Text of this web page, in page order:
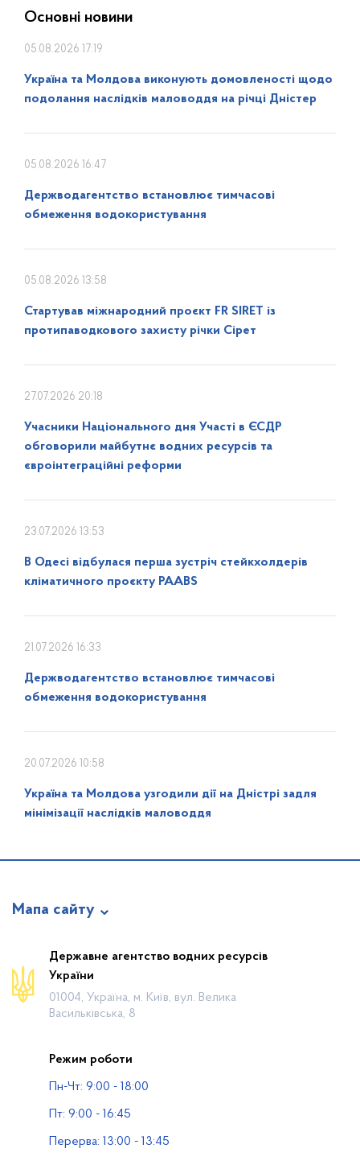
Основні новини
05.08.2026 17:19
Україна та Молдова виконують домовленості щодо
подолання наслідків маловоддя на річці Дністер
05.08.2026 16:47
Держводагентство встановлює тимчасові
обмеження водокористування
05.08.2026 13:58
Стартував міжнародний проєкт FR SIRET із
протипаводкового захисту річки Сірет
27.07.2026 20:18
Учасники Національного дня Участі в ЄСДР
обговорили майбутнє водних ресурсів та
євроінтеграційні реформи
23.07.2026 13:53
В Одесі відбулася перша зустріч стейкхолдерів
кліматичного проєкту PAABS
21.07.2026 16:33
Держводагентство встановлює тимчасові
обмеження водокористування
20.07.2026 10:58
Україна та Молдова узгодили дії на Дністрі задля
мінімізації наслідків маловоддя
Мапа сайту
Про відомство
Діяльність
Громадянам
Публічна інформація
Водогосподарські організації
Державне агентство водних ресурсів
України
01004, Україна, м. Київ, вул. Велика
Васильківська, 8
Режим роботи
Пн-Чт: 9:00 - 18:00
Пт: 9:00 - 16:45
Перерва: 13:00 - 13:45